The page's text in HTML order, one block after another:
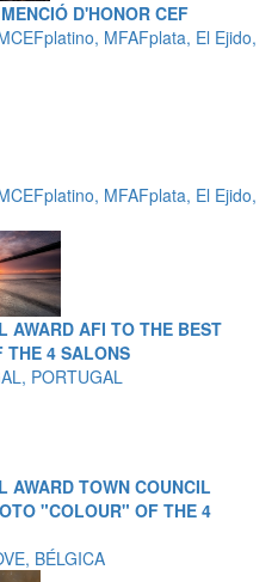
D'HONOR CEF
MFAFplata, El Ejido,
MFAFplata, El Ejido,
AWARD AFI TO THE BEST
THE 4 SALONS
PORTUGAL
AWARD TOWN COUNCIL
"COLOUR" OF THE 4
BÉLGICA